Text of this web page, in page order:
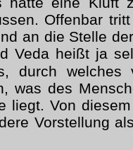
Offenbar
an die Stelle
Veda heißt ja
durch welches
was des
liegt. Von
Vorstellung